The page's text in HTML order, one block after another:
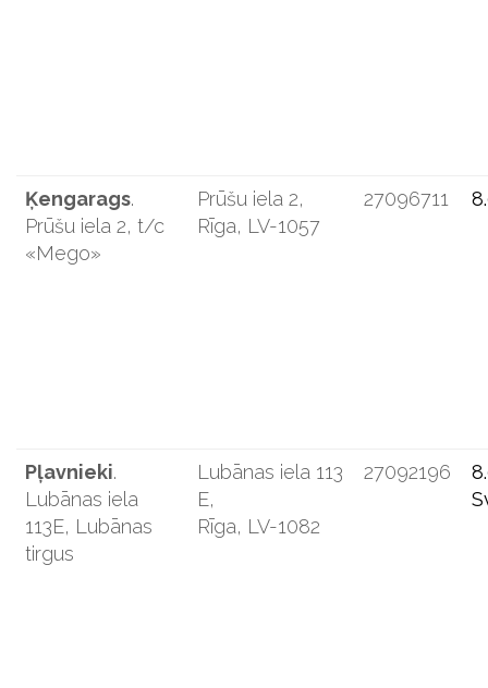
Ķengarags.
Prūšu iela 2, t/c
«Mego»
Prūšu iela 2,
Rīga, LV-1057
27096711
Pļavnieki.
Lubānas iela
113E, Lubānas
tirgus
Lubānas iela 113
E,
Rīga, LV-1082
27092196